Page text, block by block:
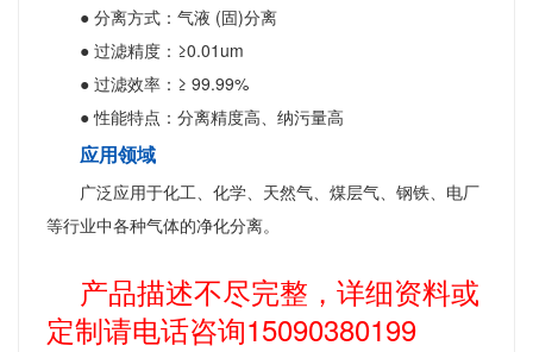
● 分离方式：气液 (固)分离
● 过滤精度：≥0.01um
● 过滤效率：≥ 99.99%
● 性能特点：分离精度高、纳污量高
应用领域
广泛应用于化工、化学、天然气、煤层气、钢铁、电厂
等行业中各种气体的净化分离。
产品描述不尽完整，详细资料或
定制请电话咨询15090380199